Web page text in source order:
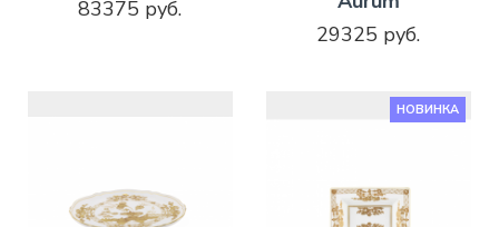
83375 руб.
29325 руб.
НОВИНКА